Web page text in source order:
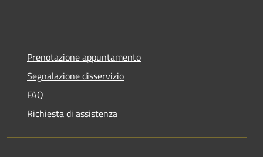
Prenotazione appuntamento
Segnalazione disservizio
FAQ
Richiesta di assistenza